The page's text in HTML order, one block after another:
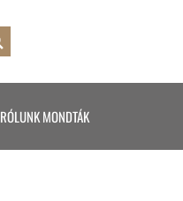
RÓLUNK MONDTÁK